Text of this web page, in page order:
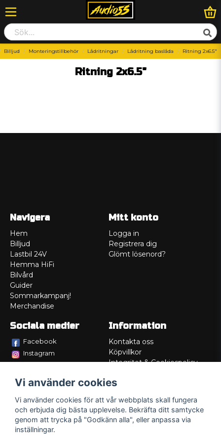
Billjud Monteringstillbehör Lådritningar Lådritning baslåda Ritning 2x6.5"
Ritning 2x6.5"
Navigera
Hem
Billjud
Lastbil 24V
Hemma HiFi
Bilvård
Guider
Sommarkampanj!
Merchandise
Mitt konto
Logga in
Registrera dig
Glömt lösenord?
Sociala medier
Facebook
Instagram
Information
Kontakta oss
Köpvillkor
Integritet & Cookiespolicy
Service/Garanti
Lådritning
Om oss
Vi använder cookies
Vi använder cookies för att vår webbplats skall fungera
och erbjuda dig bästa upplevelse. Bekräfta ditt samtycke
genom att trycka på "Godkänn alla", eller anpassa via
inställningar.